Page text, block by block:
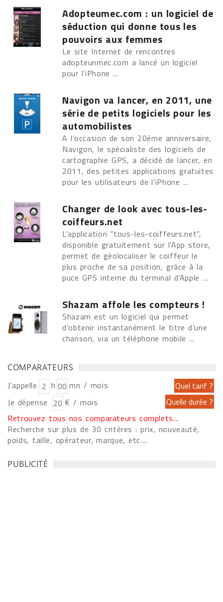
Adopteumec.com : un logiciel de
séduction qui donne tous les
pouvoirs aux femmes
Le site Internet de rencontres
adopteunmec.com a lancé un logiciel
pour l’iPhone ...
Navigon va lancer, en 2011, une
série de petits logiciels pour les
automobilistes
A l’occasion de son 20ème anniversaire,
Navigon, le spécialiste des logiciels de
cartographie GPS, a décidé de lancer, en
2011, des petites applications gratuites
pour les utilisateurs de l’iPhone ...
Changer de look avec tous-les-
coiffeurs.net
L’application "tous-les-coiffeurs.net",
disponible gratuitement sur l'App store,
permet de géolocaliser le coiffeur le
plus proche de sa position, grâce à la
puce GPS interne du terminal d’Apple ...
Shazam affole les compteurs !
Shazam est un logiciel qui permet
d’obtenir instantanément le titre d’une
chanson, via un téléphone mobile ...
COMPARATEURS
J'appelle h
mn / mois
Je dépense
€ / mois
Retrouvez tous nos comparateurs complets...
Recherche sur plus de 30 critères : prix, nouveauté,
poids, taille, opérateur, marque, etc....
PUBLICITÉ